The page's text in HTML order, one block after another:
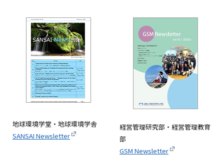
画
像
地球環境学堂・地球環境学舎
SANSAI Newsletter
経営管理研究部・経営管理教育
部
GSM Newsletter